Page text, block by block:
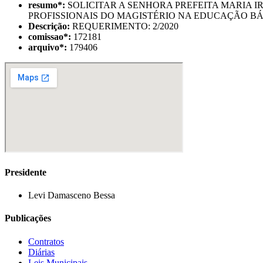
resumo*: SOLICITAR A SENHORA PREFEITA MARIA
PROFISSIONAIS DO MAGISTÉRIO NA EDUCAÇÃO
Descrição: REQUERIMENTO: 2/2020
comissao*: 172181
arquivo*: 179406
Presidente
Levi Damasceno Bessa
Publicações
Contratos
Diárias